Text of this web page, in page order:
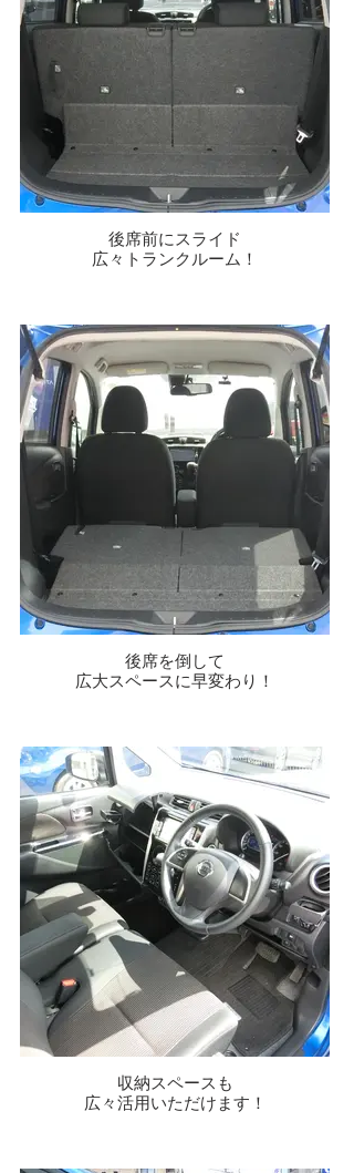
後席前にスライド
広々トランクルーム！
後席を倒して
広大スペースに早変わり！
収納スペースも
広々活用いただけます！